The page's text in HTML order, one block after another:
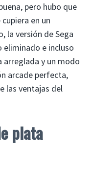
pero hubo que
en un
la versión de Sega
eliminado e incluso
arreglada y un modo
arcade perfecta,
las ventajas del
plata